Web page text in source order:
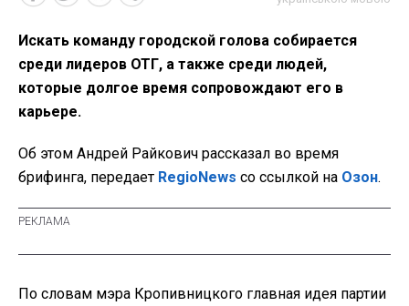
Искать команду городской голова собирается
среди лидеров ОТГ, а также среди людей,
которые долгое время сопровождают его в
карьере.
Об этом Андрей Райкович рассказал во время
брифинга, передает RegioNews со ссылкой на Озон.
По словам мэра Кропивницкого главная идея партии